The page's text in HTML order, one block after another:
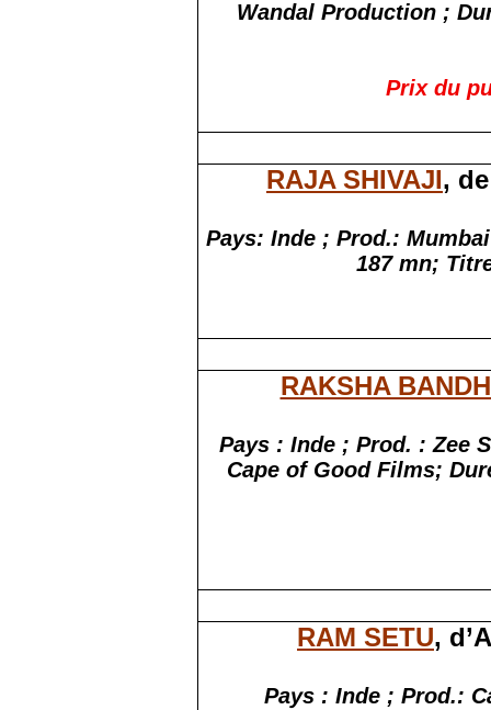
Wandal Production ;
Prix du
RAJA SHIVAJI,
Pays: Inde ; Prod.:
187 mn;
RAKSHA
Pays : Inde ; Prod. : Zee
Cape of Good Films;
RAM SETU,
Pays : Inde ; Prod.: